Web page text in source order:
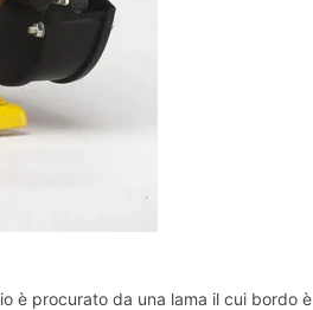
è procurato da una lama il cui bordo è